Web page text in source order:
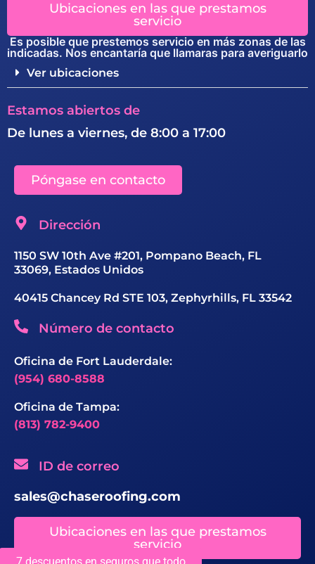
Ubicaciones en las que prestamos
servicio
Es posible que prestemos servicio en más zonas de las
indicadas. Nos encantaría que llamaras para averiguarlo
Ver ubicaciones
Estamos abiertos de
De lunes a viernes, de 8:00 a 17:00
Póngase en contacto
Dirección
1150 SW 10th Ave #201, Pompano Beach, FL
33069, Estados Unidos
40415 Chancey Rd STE 103, Zephyrhills, FL 33542
Número de contacto
Oficina de Fort Lauderdale:
(954) 680-8588
Oficina de Tampa:
(813) 782-9400
ID de correo
sales@chaseroofing.com
Ubicaciones en las que prestamos
servicio